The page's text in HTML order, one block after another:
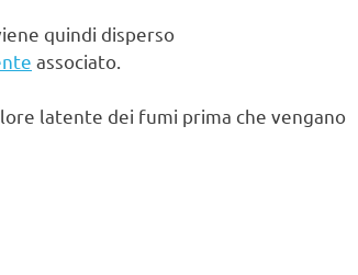
quindi disperso
associato.
latente dei fumi prima che vengano